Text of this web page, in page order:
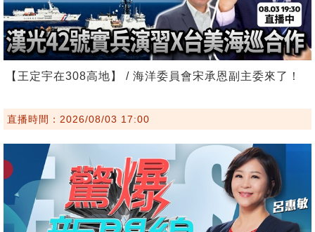
【王定宇在308高地】 / 海洋委員會宋承恩副主委來了！
直播時間：2026/08/03 17:00